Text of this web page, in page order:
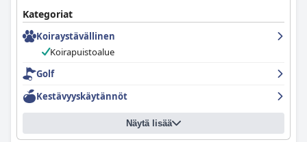
tai sviitissään, harjoitella golftaitojaan hotellin golfkentällä,
viettää virkistäviä hetkiä kylpylässä ja maistella ravintolan
erinomaisia ruokia.
Kategoriat
Koiraystävällinen
Koirapuistoalue
Golf
Kestävyyskäytännöt
Näytä lisää